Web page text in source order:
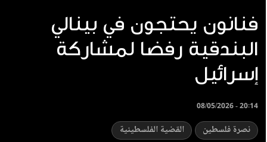
فنانون يحتجون في بينالي
البندقية رفضا لمشاركة
إسرائيل
08/05/2026 - 20:14
نصرة فلسطين القضية الفلسطينية